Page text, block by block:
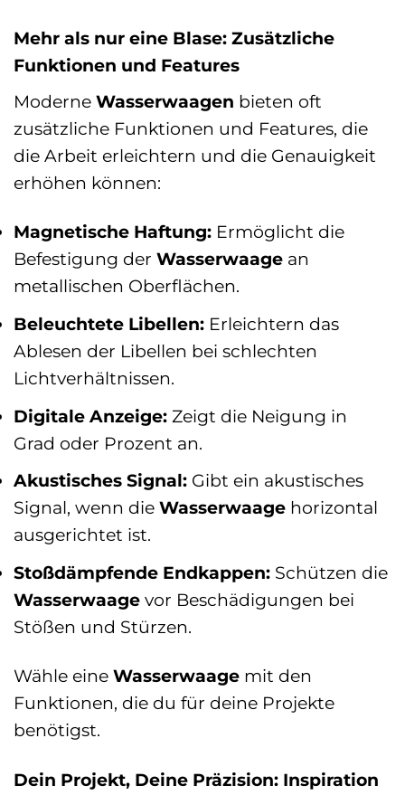
Mehr als nur eine Blase: Zusätzliche
Funktionen und Features
Moderne Wasserwaagen bieten oft
zusätzliche Funktionen und Features, die
die Arbeit erleichtern und die Genauigkeit
erhöhen können:
Magnetische Haftung: Ermöglicht die
Befestigung der Wasserwaage an
metallischen Oberflächen.
Beleuchtete Libellen: Erleichtern das
Ablesen der Libellen bei schlechten
Lichtverhältnissen.
Digitale Anzeige: Zeigt die Neigung in
Grad oder Prozent an.
Akustisches Signal: Gibt ein akustisches
Signal, wenn die Wasserwaage horizontal
ausgerichtet ist.
Stoßdämpfende Endkappen: Schützen die
Wasserwaage vor Beschädigungen bei
Stößen und Stürzen.
Wähle eine Wasserwaage mit den
Funktionen, die du für deine Projekte
benötigst.
Dein Projekt, Deine Präzision: Inspiration